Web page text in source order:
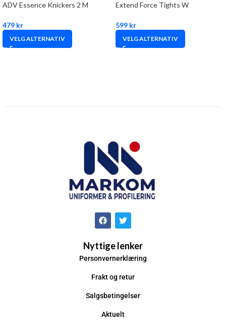
ADV Essence Knickers 2 M
479 kr
VELG ALTERNATIV
Extend Force Tights W
599 kr
VELG ALTERNATIV
Nyttige lenker
Personvernerklæring
Frakt og retur
Salgsbetingelser
Aktuelt